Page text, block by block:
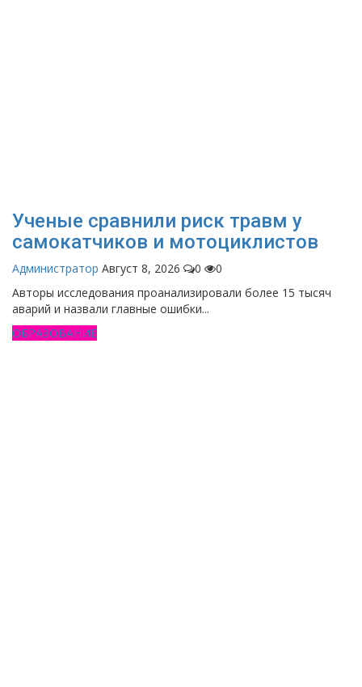
Ученые сравнили риск травм у
самокатчиков и мотоциклистов
Администратор Август 8, 2026 0
0
Авторы исследования проанализировали более 15 тысяч
аварий и назвали главные ошибки...
ОБРАЗОВАНИЕ